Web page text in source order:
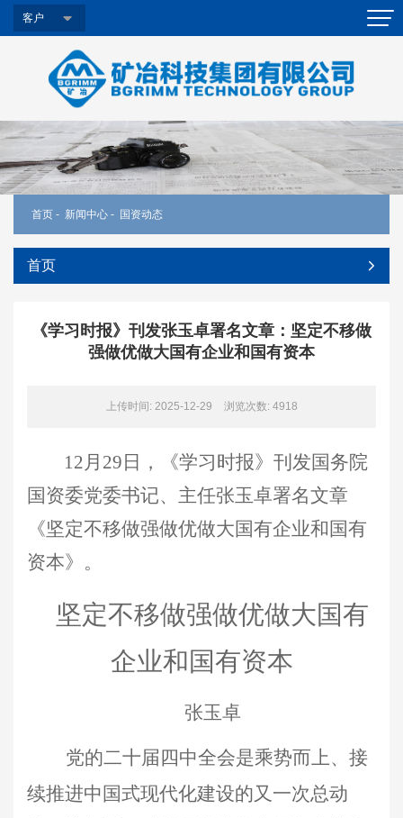
客户
首页 - 新闻中心 - 国资动态
首页
《学习时报》刊发张玉卓署名文章：坚定不移做
强做优做大国有企业和国有资本
上传时间: 2025-12-29 浏览次数: 4918
12 月29日，《学习时报》刊发国务院
国资委党委书记、主任张玉卓署名文章
《坚定不移做强做优做大国有企业和国有
资本》。
坚定不移做强做优做大国有
企业和国有资本
张玉卓
党的二十届四中全会是乘势而上、接
续推进中国式现代化建设的又一次总动